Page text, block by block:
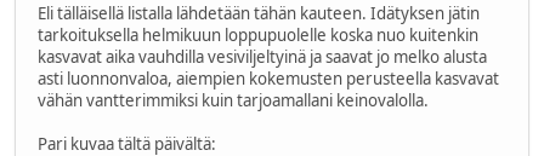
Eli tälläisellä listalla lähdetään tähän kauteen. Idätyksen jätin
tarkoituksella helmikuun loppupuolelle koska nuo kuitenkin
kasvavat aika vauhdilla vesiviljeltyinä ja saavat jo melko alusta
asti luonnonvaloa, aiempien kokemusten perusteella kasvavat
vähän vantterimmiksi kuin tarjoamallani keinovalolla.
Pari kuvaa tältä päivältä: